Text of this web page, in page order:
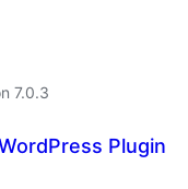
7.0.3
Plugin